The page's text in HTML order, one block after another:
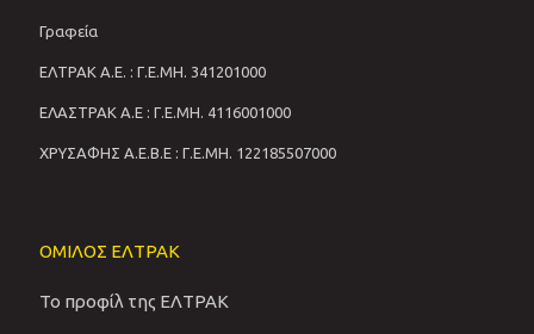
Γραφεία
ΕΛΤΡΑΚ Α.Ε. : Γ.Ε.ΜΗ. 341201000
ΕΛΑΣΤΡΑΚ Α.Ε : Γ.Ε.ΜΗ. 4116001000
ΧΡΥΣΑΦΗΣ Α.Ε.Β.Ε : Γ.Ε.ΜΗ. 122185507000
ΟΜΙΛΟΣ ΕΛΤΡΑΚ
Το προφίλ της ΕΛΤΡΑΚ